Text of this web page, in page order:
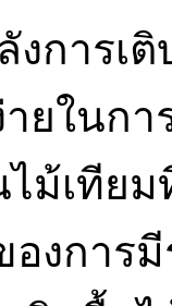
งการเ
ายในก
ม้เทีย
งการ